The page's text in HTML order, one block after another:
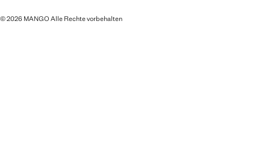
© 2026 MANGO Alle Rechte vorbehalten